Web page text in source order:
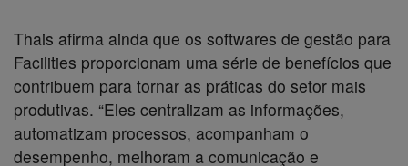
Thais afirma ainda que os softwares de gestão para
Facilities proporcionam uma série de benefícios que
contribuem para tornar as práticas do setor mais
produtivas. “Eles centralizam as informações,
automatizam processos, acompanham o
desempenho, melhoram a comunicação e